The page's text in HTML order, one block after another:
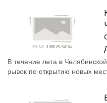
В течение лета в
рывок по открытию новых мест